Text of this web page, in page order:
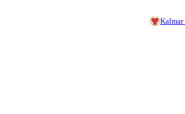
Kalmar